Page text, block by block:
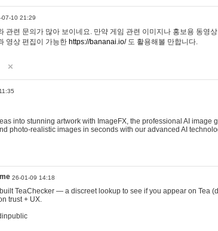
07-10 21:29
관련 문의가 많아 보이네요. 만약 게임 관련 이미지나 홍보용 동영
영상 편집이 가능한 https://bananai.io/도 활용해볼 만합니다.
into stunning artwork with ImageFX, the professional AI image
photo-realistic images in seconds with our advanced AI
26-01-09 14:18
TeaChecker — a discreet lookup to see if you appear on Tea
trust + UX.